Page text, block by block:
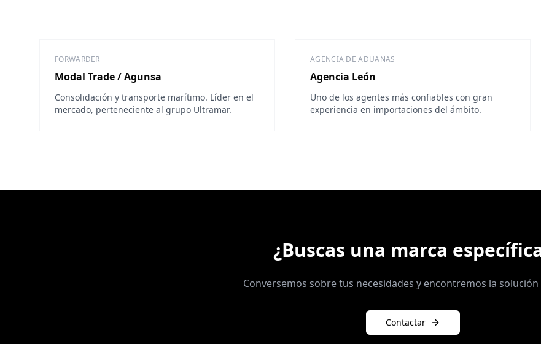
FORWARDER
Modal Trade / Agunsa
Consolidación y transporte marítimo. Líder en el
mercado, perteneciente al grupo Ultramar.
AGENCIA DE ADUANAS
Agencia León
Uno de los agentes más confiables con gran
experiencia en importaciones del ámbito.
¿Buscas una marca
Conversemos sobre tus necesidades y encontremos la
Contactar